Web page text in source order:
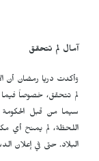
آمال لم تتحقق
وأكدت دريا رمضان أن
لم تتحقق، خصوصاً فيما
سيما من قبل الحكومة
اللحظة، لم يمنح أي
البلاد. حتى في إعلان